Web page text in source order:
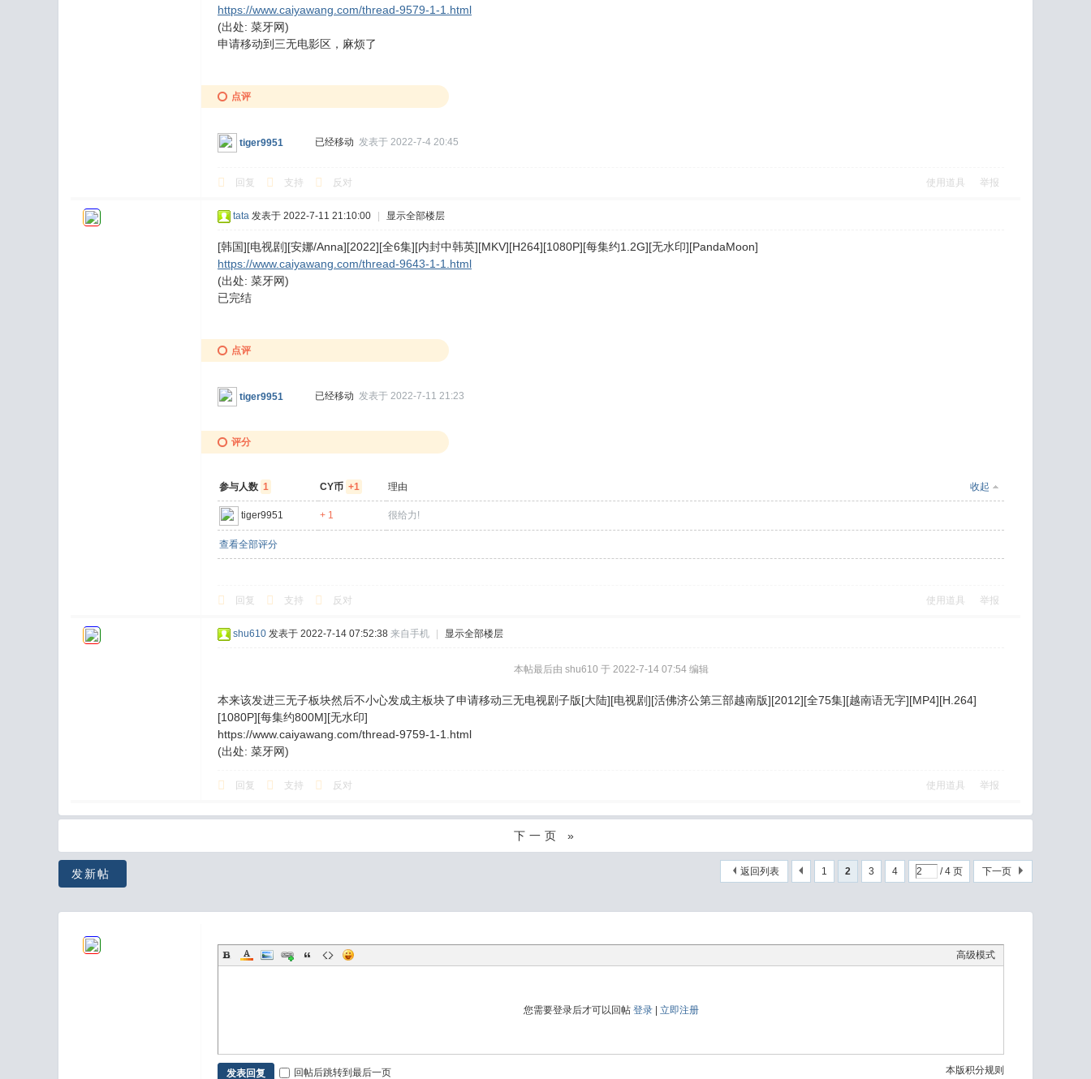
https://www.caiyawang.com/thread-9579-1-1.html
(出处: 菜牙网)
申请移动到三无电影区，麻烦了
点评
tiger9951 已经移动 发表于 2022-7-4 20:45
回复 支持 反对 使用道具 举报
tata 发表于 2022-7-11 21:10:00 显示全部楼层
[韩国][电视剧][安娜/Anna][2022][全6集][内封中韩英][MKV][H264][1080P][每集约1.2G][无水印][PandaMoon]
https://www.caiyawang.com/thread-9643-1-1.html
(出处: 菜牙网)
已完结
点评
tiger9951 已经移动 发表于 2022-7-11 21:23
评分
参与人数 1 CY币 +1 收起
理由
tiger9951 + 1 很给力!
查看全部评分
回复 支持 反对 使用道具 举报
shu610 发表于 2022-7-14 07:52:38 来自手机 显示全部楼层
本帖最后由 shu610 于 2022-7-14 07:54 编辑
本来该发进三无子板块然后不小心发成主板块了申请移动三无电视剧子版[大陆][电视剧][活佛济公第三部越南版][2012][全75集][越南语无字][MP4][H.264]
[1080P][每集约800M][无水印]
https://www.caiyawang.com/thread-9759-1-1.html
(出处: 菜牙网)
回复 支持 反对 使用道具 举报
下一页 »
1 2 3 4 / 4 页 下一页
返回列表
发新帖
高级模式
您需要登录后才可以回帖 登录| 立即注册
本版积分规则
发表回复 回帖后跳转到最后一页